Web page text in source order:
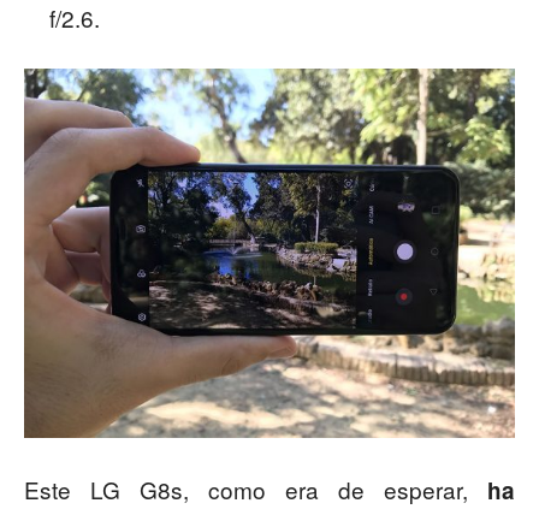
f/2.6.
Este LG G8s, como era de esperar, ha